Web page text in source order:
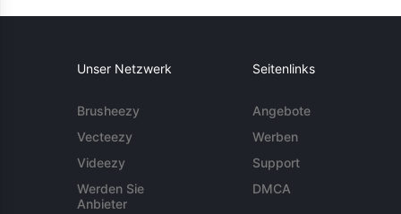
Unser Netzwerk
Brusheezy
Vecteezy
Videezy
Werden Sie
Anbieter
Seitenlinks
Angebote
Werben
Support
DMCA